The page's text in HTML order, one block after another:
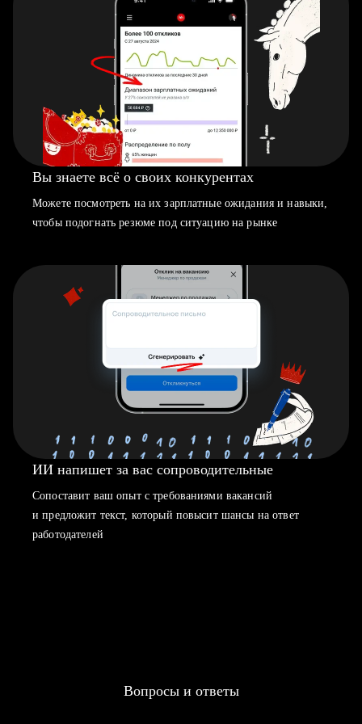
Вы знаете всё о своих конкурентах
Можете посмотреть на их зарплатные ожидания и навыки,
чтобы подогнать резюме под ситуацию на рынке
ИИ напишет за вас сопроводительные
Сопоставит ваш опыт с требованиями вакансий
и предложит текст, который повысит шансы на ответ
работодателей
Вопросы и ответы